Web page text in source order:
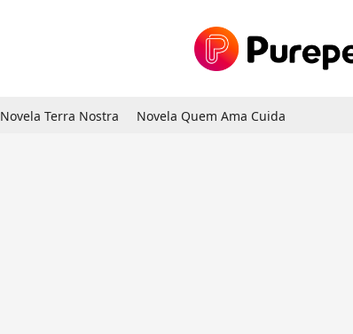
Novela Terra Nostra Novela Quem Ama Cuida